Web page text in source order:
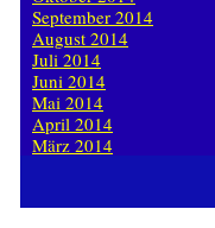
September 2014
August 2014
Juli 2014
Juni 2014
Mai 2014
April 2014
März 2014